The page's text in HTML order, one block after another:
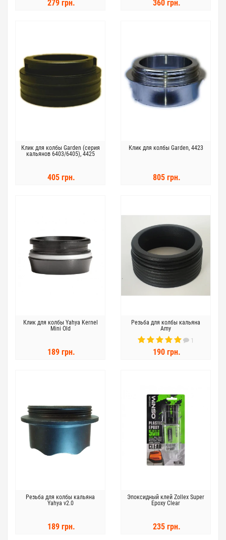
279 грн. 360 грн.
Клик для колбы Garden (серия
кальянов 6403/6405), 4425
405 грн.
Клик для колбы Garden, 4423
805 грн.
Клик для колбы Yahya Kernel
Mini Old
189 грн.
Резьба для колбы кальяна
Amy
1
190 грн.
Резьба для колбы кальяна
Yahya v2.0
189 грн.
Эпоксидный клей Zollex Super
Epoxy Clear
235 грн.